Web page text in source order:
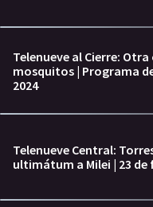
Telenueve al Cierre:
mosquitos | Programa
2024
Telenueve Central:
ultimátum a Milei | 23 de